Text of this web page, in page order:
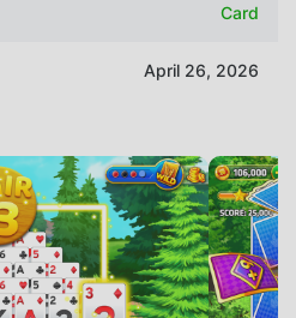
Card
April 26, 2026